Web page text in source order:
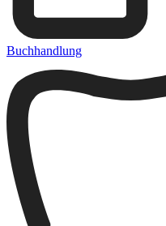
Buchhandlung